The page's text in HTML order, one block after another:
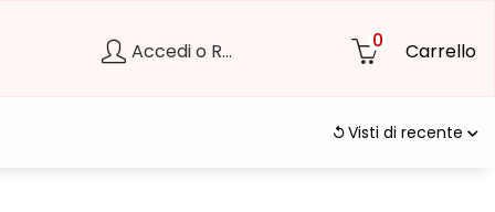
Accedi o Registrati 0 Carrello
Visti di recente